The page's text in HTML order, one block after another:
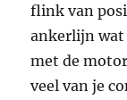
flink van
ankerlijn wat
met de
veel van je